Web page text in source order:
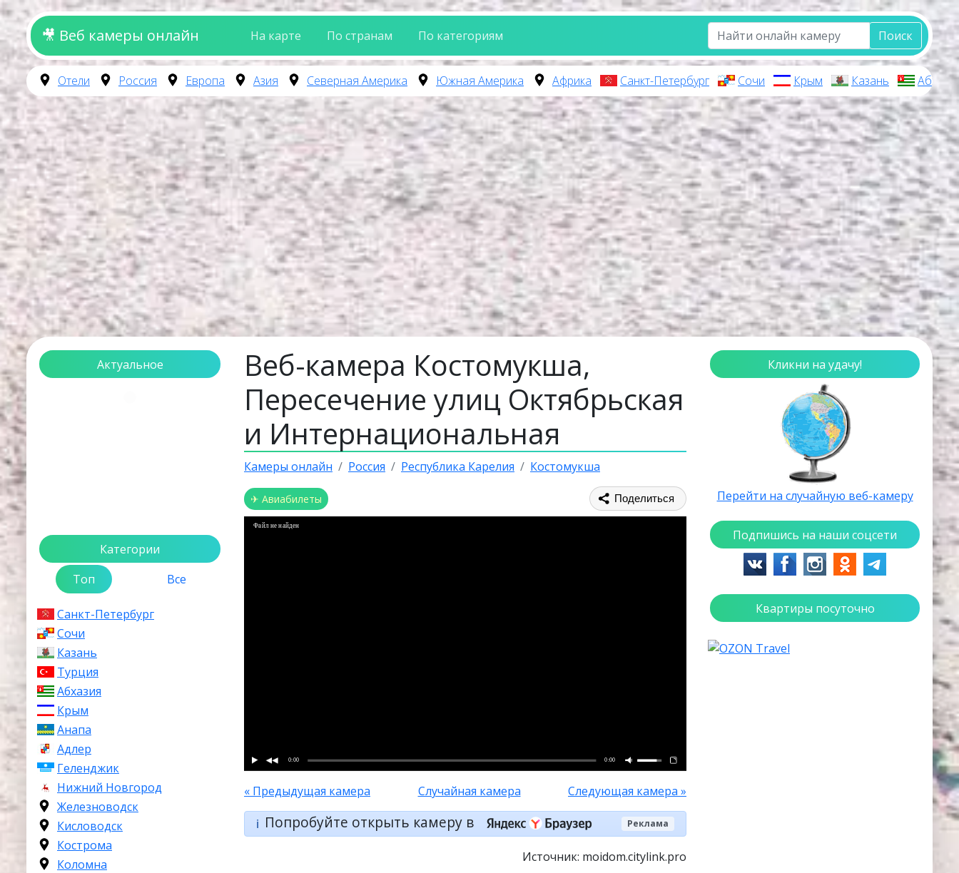
🎥 Веб камеры онлайн На карте По странам По категориям Поиск
Отели Россия Европа Азия Северная Америка Южная Америка Африка Санкт-Петербург Сочи Крым Казань
Актуальное
Категории
Топ
Все
Санкт-Петербург
Сочи
Казань
Турция
Абхазия
Крым
Анапа
Адлер
Геленджик
Нижний Новгород
Железноводск
Кисловодск
Кострома
Коломна
Веб-камера Костомукша,
Пересечение улиц Октябрьская
и Интернациональная
Камеры онлайн Россия Республика Карелия Костомукша
✈ Авиабилеты Поделиться
Файл не найден
0:00 0:00
« Предыдущая камера Случайная камера Следующая камера »
ℹ️ Попробуйте открыть камеру в Реклама
Источник: moidom.citylink.pro
Кликни на удачу!
Перейти на случайную веб-камеру
Подпишись на наши соцсети
Квартиры посуточно